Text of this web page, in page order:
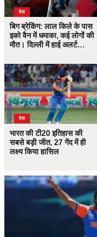
देश
बिग ब्रेकिंग: लाल किले के पास
इको वैन में धमाका, कई लोगों की
मौत। दिल्ली में हाई अलर्ट…
देश
भारत की टी20 इतिहास की
सबसे बड़ी जीत, 27 गेंद में ही
लक्ष्य किया हासिल